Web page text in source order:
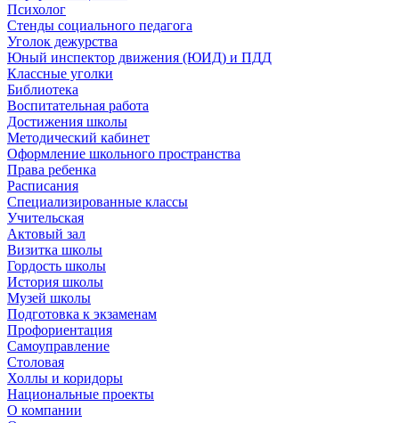
Психолог
Стенды социального педагога
Уголок дежурства
Юный инспектор движения (ЮИД) и ПДД
Классные уголки
Библиотека
Воспитательная работа
Достижения школы
Методический кабинет
Оформление школьного пространства
Права ребенка
Расписания
Специализированные классы
Учительская
Актовый зал
Визитка школы
Гордость школы
История школы
Музей школы
Подготовка к экзаменам
Профориентация
Самоуправление
Столовая
Холлы и коридоры
Национальные проекты
О компании